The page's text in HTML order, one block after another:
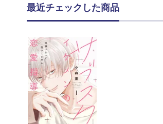
最近チェックした商品